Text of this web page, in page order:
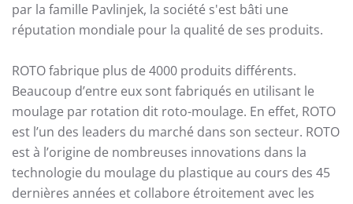
par la famille Pavlinjek, la société s'est bâti une
réputation mondiale pour la qualité de ses produits.
ROTO fabrique plus de 4000 produits différents.
Beaucoup d’entre eux sont fabriqués en utilisant le
moulage par rotation dit roto-moulage. En effet, ROTO
est l’un des leaders du marché dans son secteur. ROTO
est à l’origine de nombreuses innovations dans la
technologie du moulage du plastique au cours des 45
dernières années et collabore étroitement avec les